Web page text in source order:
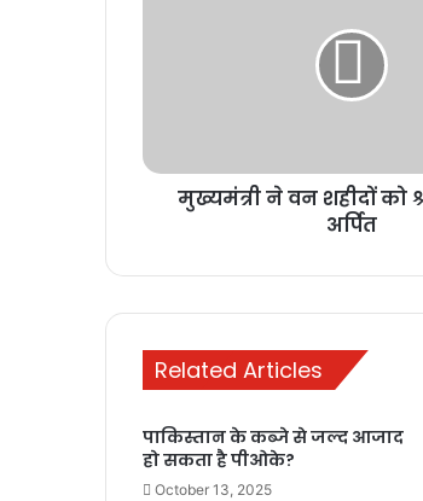
मुख्यमंत्री ने वन शहीदों को
अर्पित
Related Articles
पाकिस्तान के कब्जे से जल्द आजाद
हो सकता है पीओके?
October 13, 2025